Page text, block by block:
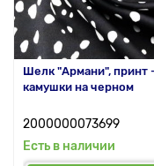
Шелк "Армани", принт
камушки на черном
2000000073699
Есть в наличии